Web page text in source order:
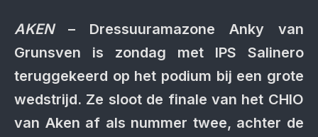
AKEN– Dressuuramazone Anky van
Grunsven is zondag met IPS Salinero
teruggekeerd op het podium bij een grote
wedstrijd. Ze sloot de finale van het CHIO
van Aken af als nummer twee, achter de